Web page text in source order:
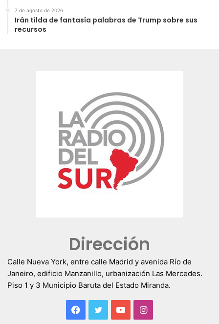
7 de agosto de 2026
Irán tilda de fantasía palabras de Trump sobre sus
recursos
Dirección
Calle Nueva York, entre calle Madrid y avenida Río de
Janeiro, edificio Manzanillo, urbanización Las Mercedes.
Piso 1 y 3 Municipio Baruta del Estado Miranda.
Facebook
TwitterYouTubeInstagram